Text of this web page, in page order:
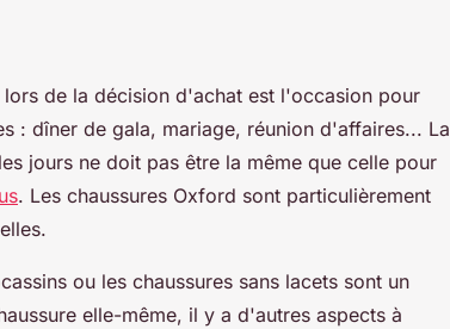
de la décision d'achat est l'occasion pour
: dîner de gala, mariage, réunion d'affaires... La
jours ne doit pas être la même que celle pour
. Les chaussures Oxford sont particulièrement
ou les chaussures sans lacets sont un
elle-même, il y a d'autres aspects à